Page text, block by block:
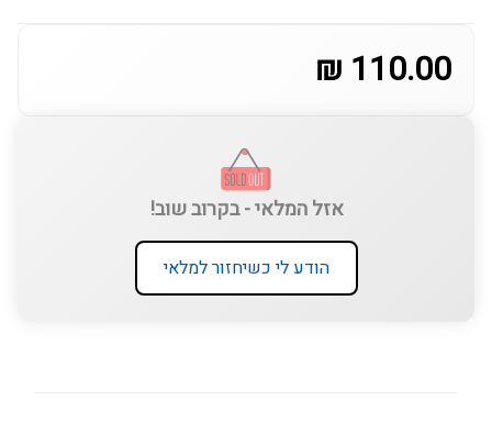
110.00 ₪
אזל המלאי - בקרוב שוב!
הודע לי כשיחזור למלאי